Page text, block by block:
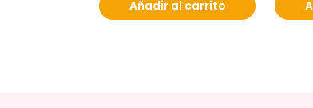
Añadir al carrito